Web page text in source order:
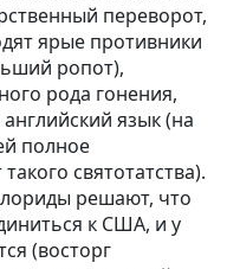
переворот,
ярые противники
ропот),
рода гонения,
язык (на
полное
святотатства).
решают, что
к США, и у
(восторг